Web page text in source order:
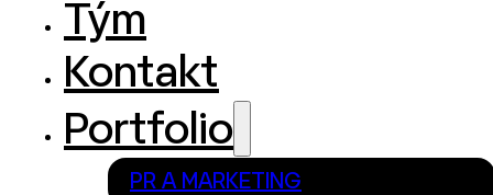
Tým
Kontakt
Portfolio
PR A MARKETING